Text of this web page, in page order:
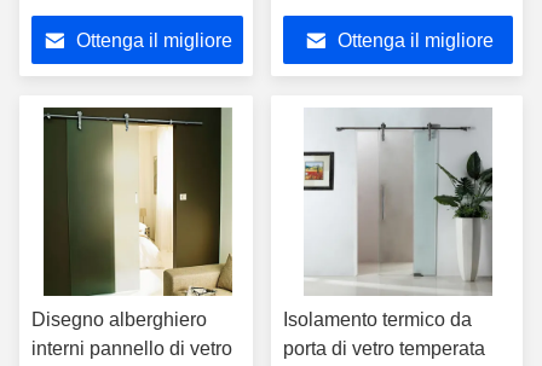
Dimensione
Ottenga il migliore
per il bagno
Ottenga il migliore
Disegno alberghiero
interni pannello di vetro
Isolamento termico da
porta di vetro temperata